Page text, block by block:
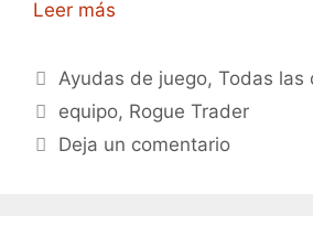
Leer más
Categorías
Ayudas de juego,Todas las
Etiquetas
equipo, Rogue Trader
Deja un comentario